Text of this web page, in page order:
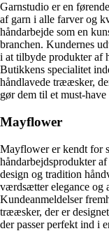
Garnstudio er en
af garn i alle farver og
håndarbejde som en
branchen. Kundernes
i at tilbyde produkter af
Butikkens specialitet
håndlavede trææsker,
gør dem til et must-
Mayflower
Mayflower er kendt for
håndarbejdsprodukter
design og tradition
værdsætter elegance og
Kundeanmeldelser
trææsker, der er
der passer perfekt ind i